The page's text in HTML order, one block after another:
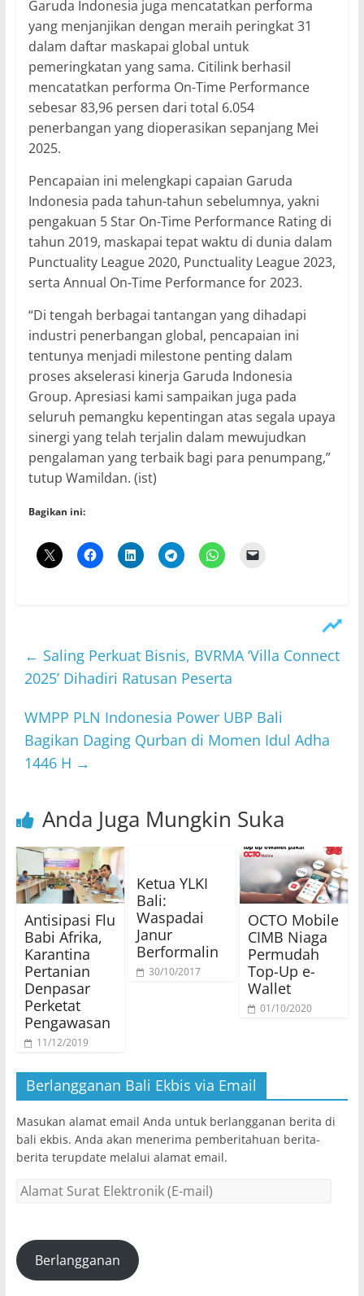
Garuda Indonesia juga mencatatkan performa
yang menjanjikan dengan meraih peringkat 31
dalam daftar maskapai global untuk
pemeringkatan yang sama. Citilink berhasil
mencatatkan performa On-Time Performance
sebesar 83,96 persen dari total 6.054
penerbangan yang dioperasikan sepanjang Mei
2025.
Pencapaian ini melengkapi capaian Garuda
Indonesia pada tahun-tahun sebelumnya, yakni
pengakuan 5 Star On-Time Performance Rating di
tahun 2019, maskapai tepat waktu di dunia dalam
Punctuality League 2020, Punctuality League 2023,
serta Annual On-Time Performance for 2023.
“Di tengah berbagai tantangan yang dihadapi
industri penerbangan global, pencapaian ini
tentunya menjadi milestone penting dalam
proses akselerasi kinerja Garuda Indonesia
Group. Apresiasi kami sampaikan juga pada
seluruh pemangku kepentingan atas segala upaya
sinergi yang telah terjalin dalam mewujudkan
pengalaman yang terbaik bagi para penumpang,”
tutup Wamildan. (ist)
Bagikan ini:
← Saling Perkuat Bisnis, BVRMA ‘Villa Connect
2025’ Dihadiri Ratusan Peserta
WMPP PLN Indonesia Power UBP Bali
Bagikan Daging Qurban di Momen Idul Adha
1446 H →
Anda Juga Mungkin Suka
Antisipasi Flu
Babi Afrika,
Karantina
Pertanian
Denpasar
Perketat
Pengawasan
11/12/2019
Ketua YLKI
Bali:
Waspadai
Janur
Berformalin
30/10/2017
OCTO Mobile
CIMB Niaga
Permudah
Top-Up e-
Wallet
01/10/2020
Berlangganan Bali Ekbis via Email
Masukan alamat email Anda untuk berlangganan berita di
bali ekbis. Anda akan menerima pemberitahuan berita-
berita terupdate melalui alamat email.
Alamat
(E-
mail)Berlangganan